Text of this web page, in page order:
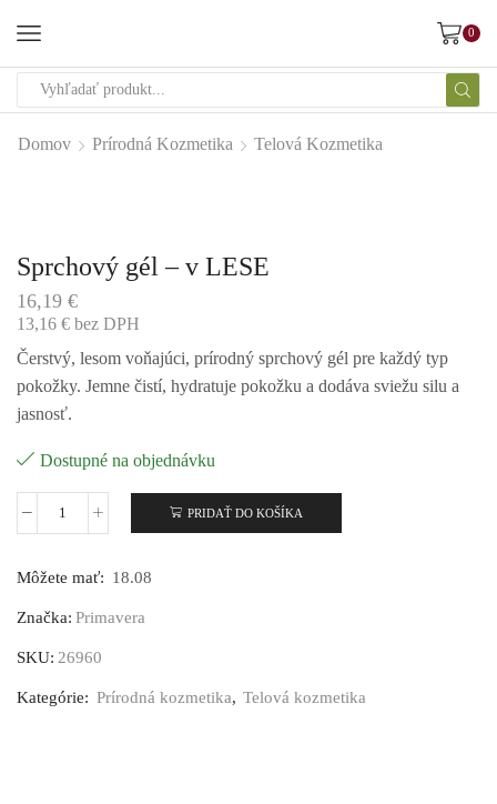
0
Domov Prírodná Kozmetika Telová Kozmetika
Sprchový gél – v LESE
16,19 €
13,16 € bez DPH
Čerstvý, lesom voňajúci, prírodný sprchový gél pre každý typ
pokožky. Jemne čistí, hydratuje pokožku a dodáva sviežu silu a
jasnosť.
Dostupné na objednávku
PRIDAŤ DO KOŠÍKA
Môžete mať: 18.08
Značka: Primavera
SKU: 26960
Kategórie: Prírodná kozmetika, Telová kozmetika